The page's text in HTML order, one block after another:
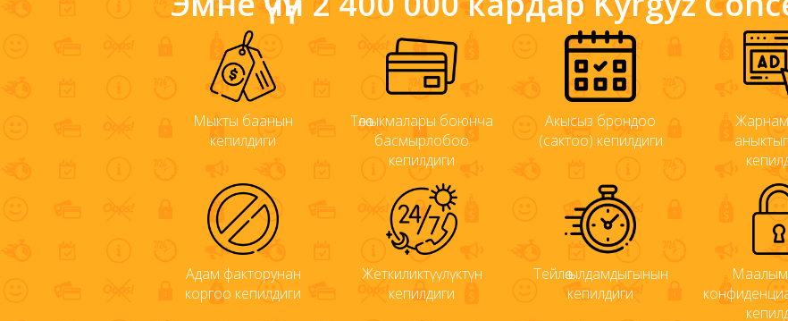
Мыкты баанын
кепилдиги
Төлөө ыкмалары боюнча
басмырлобоо
кепилдиги
Акысыз брондоо
(сактоо) кепилдиги
Адам факторунан
коргоо кепилдиги
Жеткиликтүүлүктүн
кепилдиги
Тейлөө ылдамдыгынын
кепилдиги